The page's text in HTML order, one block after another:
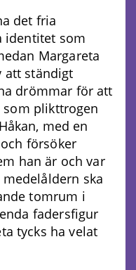
det fria
identitet som
Margareta
att ständigt
drömmar för att
plikttrogen
med en
försöker
han är och var
ska
tomrum i
fadersfigur
tycks ha velat